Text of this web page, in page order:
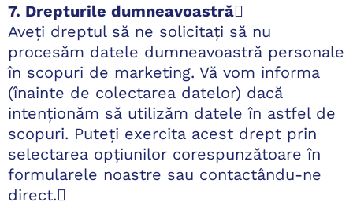
7. Drepturile dumneavoastră
Aveți dreptul să ne solicitați să nu
procesăm datele dumneavoastră personale
în scopuri de marketing. Vă vom informa
(înainte de colectarea datelor) dacă
intenționăm să utilizăm datele în astfel de
scopuri. Puteți exercita acest drept prin
selectarea opțiunilor corespunzătoare în
formularele noastre sau contactându-ne
direct.